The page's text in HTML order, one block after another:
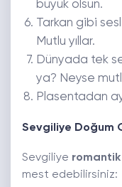
büyük olsun.
Tarkan gibi
Mutlu yıllar.
Dünyada tek
ya? Neyse
Plasentadan
Sevgiliye Doğum
Sevgiliye
mest edebilirsiniz: